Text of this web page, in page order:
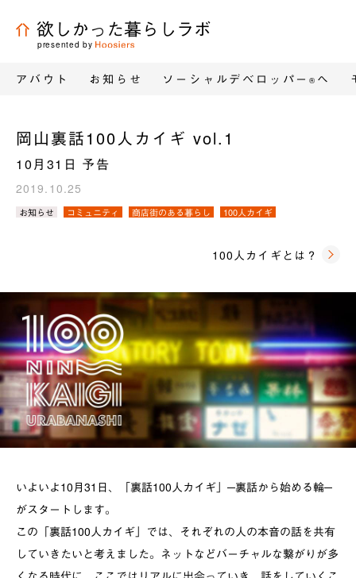
欲しかった暮らしラボ
presented by
アバウト お知らせ ソーシャルデベロッパー® へ
岡山裏話100人カイギ vol.1
10月31日 予告
2019.10.25
カ
お知らせ コミュニティ 商店街のある暮らし 100人カイギ
100人カイギとは？
いよいよ10月31日、「裏話100人カイギ」─裏話から始める輪─
がスタートします。
この「裏話100人カイギ」では、それぞれの人の本音の話を共有
していきたいと考えました。ネットなどバーチャルな繋がりが多